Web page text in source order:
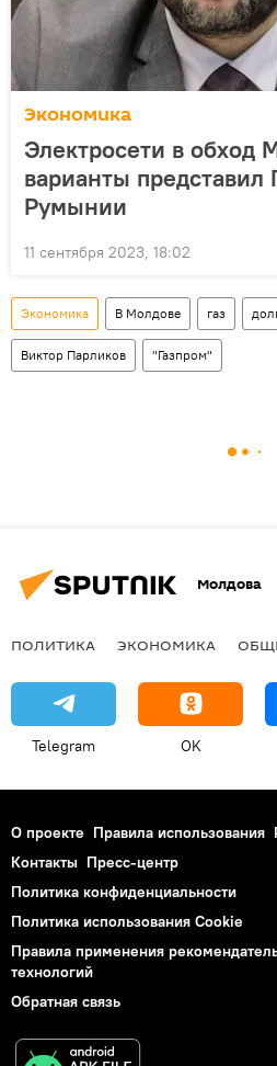
Экономика
Электросети в обход
варианты представил
Румынии
11 сентября 2023, 18:02
Экономика В Молдове газ
Виктор Парликов "Газпром"
Молдова
ПОЛИТИКА ЭКОНОМИКА
Telegram OK
О проекте Правила использования
Контакты Пресс-центр
Политика конфиденциальности
Политика использования Cookie
Правила применения
технологий
Обратная связь